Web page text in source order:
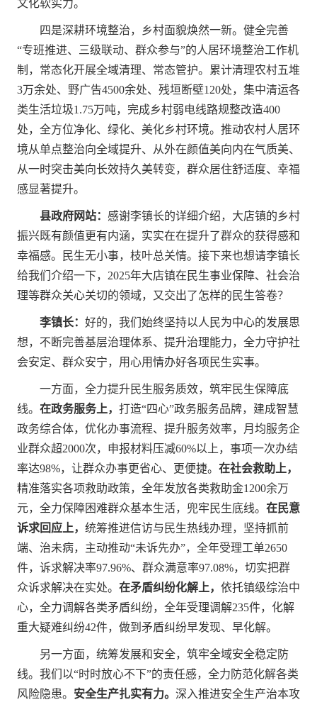
文化软实力。
四是深耕环境整治，乡村面貌焕然一新。健全完善
“专班推进、三级联动、群众参与”的人居环境整治工作机
制，常态化开展全域清理、常态管护。累计清理农村五堆
3万余处、野广告4500余处、残垣断壁120处，集中清运各
类生活垃圾1.75万吨，完成乡村弱电线路规整改造400
处，全方位净化、绿化、美化乡村环境。推动农村人居环
境从单点整治向全域提升、从外在颜值美向内在气质美、
从一时突击美向长效持久美转变，群众居住舒适度、幸福
感显著提升。
县政府网站： 感谢李镇长的详细介绍，大店镇的乡村
振兴既有颜值更有内涵，实实在在提升了群众的获得感和
幸福感。民生无小事，枝叶总关情。接下来也想请李镇长
给我们介绍一下，2025年大店镇在民生事业保障、社会治
理等群众关心关切的领域，又交出了怎样的民生答卷？
李镇长： 好的，我们始终坚持以人民为中心的发展思
想，不断完善基层治理体系、提升治理能力，全力守护社
会安定、群众安宁，用心用情办好各项民生实事。
一方面，全力提升民生服务质效，筑牢民生保障底
线。 在政务服务上， 打造“四心”政务服务品牌，建成智慧
政务综合体，优化办事流程、提升服务效率，月均服务企
业群众超2000次，申报材料压减60%以上，事项一次办结
率达98%，让群众办事更省心、更便捷。 在社会救助上，
精准落实各项救助政策，全年发放各类救助金1200余万
元，全力保障困难群众基本生活，兜牢民生底线。 在民意
诉求回应上， 统筹推进信访与民生热线办理，坚持抓前
端、治未病，主动推动“未诉先办”，全年受理工单2650
件，诉求解决率97.96%、群众满意率97.08%，切实把群
众诉求解决在实处。 在矛盾纠纷化解上， 依托镇级综治中
心，全力调解各类矛盾纠纷，全年受理调解235件，化解
重大疑难纠纷42件，做到矛盾纠纷早发现、早化解。
另一方面，统筹发展和安全，筑牢全域安全稳定防
线。我们以“时时放心不下”的责任感，全力防范化解各类
风险隐患。 安全生产扎实有力。 深入推进安全生产治本攻